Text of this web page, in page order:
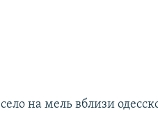
на мель вблизи